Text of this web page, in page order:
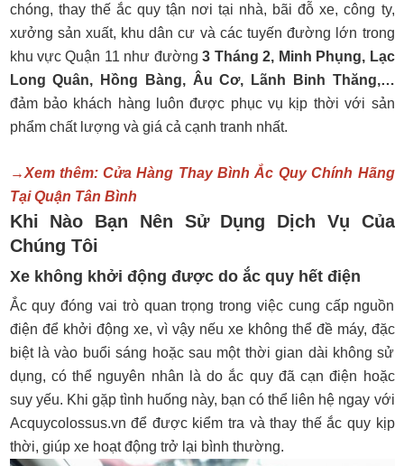
chóng, thay thế ắc quy tận nơi tại nhà, bãi đỗ xe, công ty,
xưởng sản xuất, khu dân cư và các tuyến đường lớn trong
khu vực Quận 11 như đường3 Tháng 2, Minh Phụng, Lạc
Long Quân, Hồng Bàng, Âu Cơ, Lãnh Binh Thăng,…
đảm bảo khách hàng luôn được phục vụ kịp thời với sản
phẩm chất lượng và giá cả cạnh tranh nhất.
→Xem thêm: Cửa Hàng Thay Bình Ắc Quy Chính Hãng
Tại Quận Tân Bình
Khi Nào Bạn Nên Sử Dụng Dịch Vụ Của
Chúng Tôi
Xe không khởi động được do ắc quy hết điện
Ắc quy đóng vai trò quan trọng trong việc cung cấp nguồn
điện để khởi động xe, vì vậy nếu xe không thể đề máy, đặc
biệt là vào buổi sáng hoặc sau một thời gian dài không sử
dụng, có thể nguyên nhân là do ắc quy đã cạn điện hoặc
suy yếu. Khi gặp tình huống này, bạn có thể liên hệ ngay với
Acquycolossus.vn để được kiểm tra và thay thế ắc quy kịp
thời, giúp xe hoạt động trở lại bình thường.